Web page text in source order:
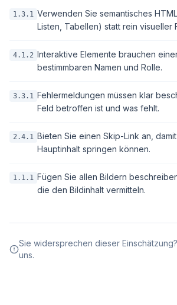
1.3.1 Verwenden Sie semantisches
Listen, Tabellen) statt rein visueller
4.1.2 Interaktive Elemente brauchen
bestimmbaren Namen und Rolle.
3.3.1 Fehlermeldungen müssen klar
Feld betroffen ist und was fehlt.
2.4.1 Bieten Sie einen Skip-Link an,
Hauptinhalt springen können.
1.1.1 Fügen Sie allen Bildern
die den Bildinhalt vermitteln.
Sie widersprechen dieser
uns.